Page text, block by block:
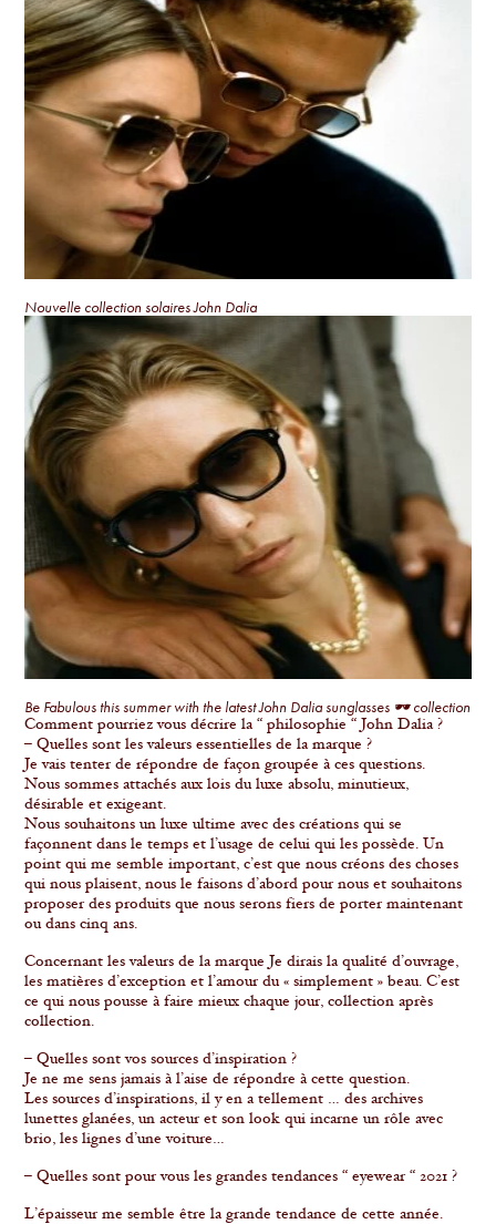
Nouvelle collection solaires John Dalia
Be Fabulous this summer with the latest John Dalia sunglasses 🕶 collection
Comment pourriez vous décrire la “ philosophie “ John Dalia ?
– Quelles sont les valeurs essentielles de la marque ?
Je vais tenter de répondre de façon groupée à ces questions.
Nous sommes attachés aux lois du luxe absolu, minutieux,
désirable et exigeant.
Nous souhaitons un luxe ultime avec des créations qui se
façonnent dans le temps et l’usage de celui qui les possède. Un
point qui me semble important, c’est que nous créons des choses
qui nous plaisent, nous le faisons d’abord pour nous et souhaitons
proposer des produits que nous serons fiers de porter maintenant
ou dans cinq ans.
Concernant les valeurs de la marque Je dirais la qualité d’ouvrage,
les matières d’exception et l’amour du « simplement » beau. C’est
ce qui nous pousse à faire mieux chaque jour, collection après
collection.
– Quelles sont vos sources d’inspiration ?
Je ne me sens jamais à l’aise de répondre à cette question.
Les sources d’inspirations, il y en a tellement … des archives
lunettes glanées, un acteur et son look qui incarne un rôle avec
brio, les lignes d’une voiture…
– Quelles sont pour vous les grandes tendances “ eyewear “ 2021 ?
L’épaisseur me semble être la grande tendance de cette année.